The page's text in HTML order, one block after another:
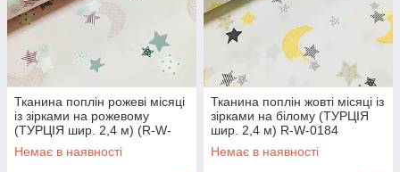
Тканина поплін рожеві місяці
із зірками на рожевому
(ТУРЦІЯ шир. 2,4 м) (R-W-
0223)
Немає в наявності
Тканина поплін жовті місяці із
зірками на білому (ТУРЦІЯ
шир. 2,4 м) R-W-0184
Немає в наявності